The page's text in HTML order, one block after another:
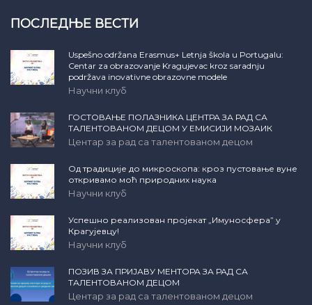
ПОСЛЕДЊЕ ВЕСТИ
Uspešno održana Erasmus+ Letnja škola u Portugalu:
Centar za obrazovanje Kragujevac kroz saradnju
podržava inovativne obrazovne modele
Научни клуб
ГОСТОВАЊЕ ПОЛАЗНИКА ЦЕНТРА ЗА РАД СА
ТАЛЕНТОВАНОМ ДЕЦОМ У ЕМИСИЈИ МОЗАИК
Центар за рад са талентованом децом
Од традиције до микроскопа: кроз пустовање вуне
откривамо моћ природних наука
Научни клуб
Успешно реализован пројекат „Имуносфера” у
Крагујевцу!
Научни клуб
ПОЗИВ ЗА ПРИЈАВУ МЕНТОРА ЗА РАД СА
ТАЛЕНТОВАНОМ ДЕЦОМ
Центар за рад са талентованом децом